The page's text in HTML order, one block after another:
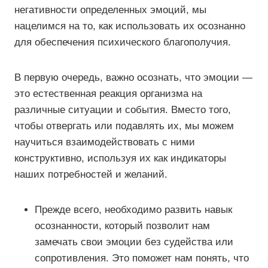
негативности определенных эмоций, мы
нацелимся на то, как использовать их осознанно
для обеспечения психического благополучия.
В первую очередь, важно осознать, что эмоции —
это естественная реакция организма на
различные ситуации и события. Вместо того,
чтобы отвергать или подавлять их, мы можем
научиться взаимодействовать с ними
конструктивно, используя их как индикаторы
наших потребностей и желаний.
Прежде всего, необходимо развить навык
осознанности, который позволит нам
замечать свои эмоции без судейства или
сопротивления. Это поможет нам понять, что